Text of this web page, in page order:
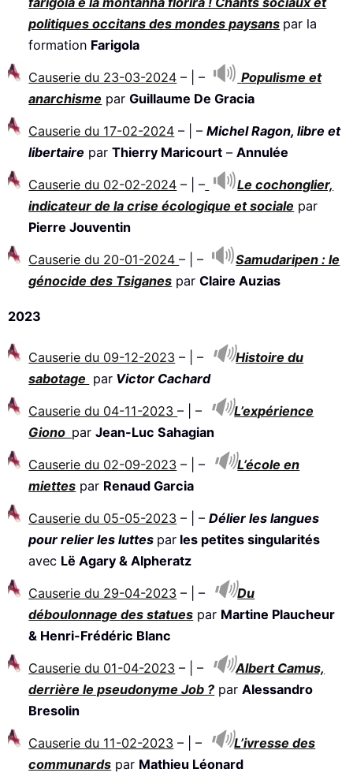
politiques occitans des mondes paysans par la
formation Farigola
Causerie du 23-03-2024 – | –
Populisme et
anarchisme parGuillaume De Gracia
Causerie du 17-02-2024 – | –Michel Ragon, libre et
libertaire parThierry Maricourt –Annulée
Causerie du 02-02-2024 – | –
Le cochonglier,
indicateur de la crise écologique et sociale par
Pierre Jouventin
Causerie du 20-01-2024– | –
Samudaripen : le
génocide des Tsiganes parClaire Auzias
2023
Causerie du 09-12-2023 – | –
Histoire du
sabotage par Victor Cachard
Causerie du 04-11-2023– | –
L’expérience
Giono parJean-Luc Sahagian
Causerie du 02-09-2023 – | –
L’école en
miettes par Renaud Garcia
Causerie du 05-05-2023 – | –Délier les langues
pour relier les luttes par les petites singularités
avec Lë Agary & Alpheratz
Causerie du 29-04-2023 – | –
Du
déboulonnage des statues par Martine Plaucheur
& Henri-Frédéric Blanc
Causerie du 01-04-2023 – | –
Albert Camus,
derrière le pseudonyme Job ? parAlessandro
Bresolin
Causerie du 11-02-2023 – | –
L’ivresse des
communards par Mathieu Léonard